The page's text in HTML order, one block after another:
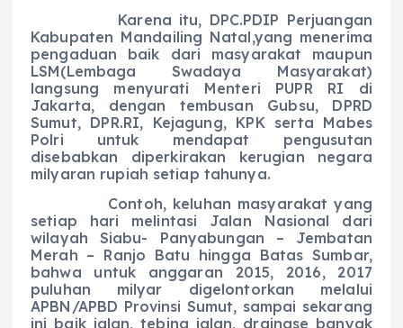
Karena itu, DPC.PDIP Perjuangan
Kabupaten Mandailing Natal,yang menerima
pengaduan baik dari masyarakat maupun
LSM(Lembaga Swadaya Masyarakat)
langsung menyurati Menteri PUPR RI di
Jakarta, dengan tembusan Gubsu, DPRD
Sumut, DPR.RI, Kejagung, KPK serta Mabes
Polri untuk mendapat pengusutan
disebabkan diperkirakan kerugian negara
milyaran rupiah setiap tahunya.
Contoh, keluhan masyarakat yang
setiap hari melintasi Jalan Nasional dari
wilayah Siabu- Panyabungan – Jembatan
Merah – Ranjo Batu hingga Batas Sumbar,
bahwa untuk anggaran 2015, 2016, 2017
puluhan milyar digelontorkan melalui
APBN/APBD Provinsi Sumut, sampai sekarang
ini baik jalan, tebing jalan, drainase banyak